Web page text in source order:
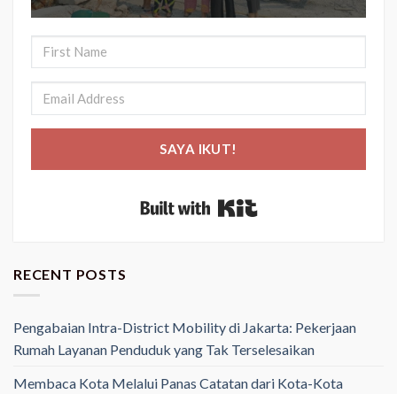
SAYA IKUT!
RECENT POSTS
Pengabaian Intra-District Mobility di Jakarta: Pekerjaan
Rumah Layanan Penduduk yang Tak Terselesaikan
Membaca Kota Melalui Panas Catatan dari Kota-Kota